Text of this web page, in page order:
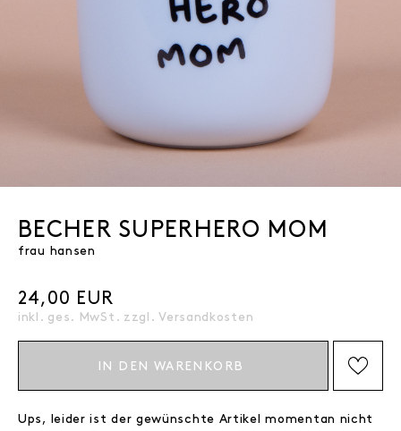
BECHER SUPERHERO MOM
frau hansen
24,00 EUR
inkl. ges. MwSt. zzgl.Versandkosten
IN DEN WARENKORB
Ups, leider ist der gewünschte Artikel momentan nicht